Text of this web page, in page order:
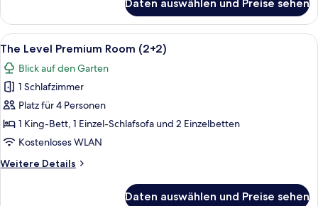
Level
Suite
(2+2)
Daten auswählen und Preise sehen
Alle
Fotos
für
The
Level
Premium
Room
anzeigen
Ein modernes Hotelzimmer mit
4
The Level Premium Room (2+2)
Blick auf den Garten
1 Schlafzimmer
Platz für 4 Personen
1 King-Bett, 1 Einzel-Schlafsofa und 2 Einzelbetten
Kostenloses WLAN
Weitere Details
Weitere
Daten auswählen und Preise sehen